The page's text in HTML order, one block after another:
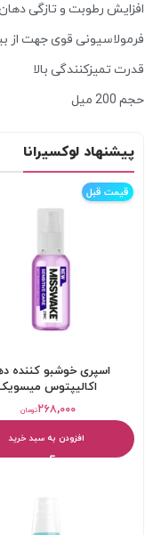
افزایش رطوبت و تازگی
فرمولاسیونی قوی جهت از
قدرت تمیزکنندگی بالا
حجم 200 میل
پیشنهاد لوکسیرانا
قیمت قبل
اسپری خوشبو کننده
اکالیپتوس
تومان۲۶۸,۰۰۰
افزودن به سبد خرید